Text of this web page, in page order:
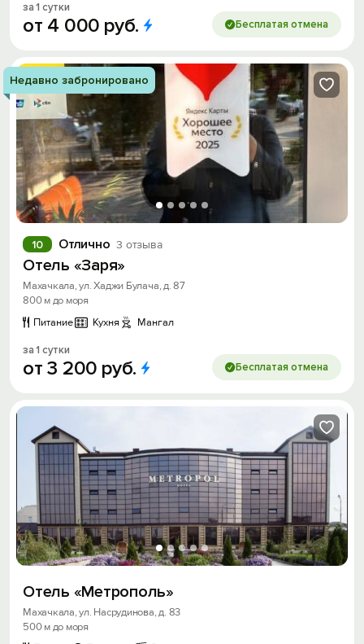
за 1 сутки
от 4 000 руб. Бесплатая отмена
Недавно забронировано
Отлично 3 отзыва
10
Отель «Заря»
Махачкала, ул. Хаджи Булача, д. 87
800 м до моря
Питание
Кухня Мангал
за 1 сутки
от3 200 руб. Бесплатая отмена
Отель «Метрополь»
Махачкала, ул. Насрудинова, д. 83
500 м до моря